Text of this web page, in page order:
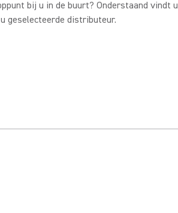
bij u in de buurt? Onderstaand vindt u
geselecteerde distributeur.